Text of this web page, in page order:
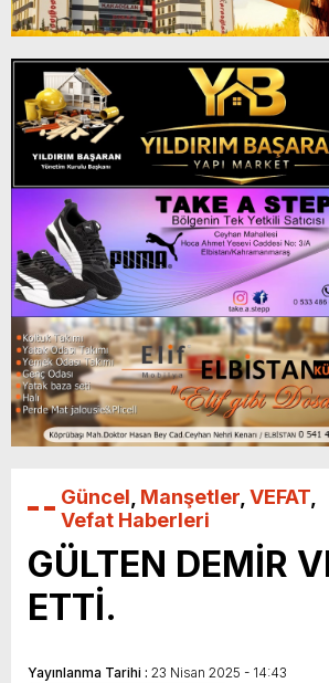
Güncel Manşetler VEFAT
Vefat Haberleri
GÜLTEN DEMİR
ETTİ.
Yayınlanma Tarihi : 23 Nisan 2025 - 14:43